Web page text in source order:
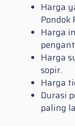
Harga
Pondok
Harga
Harga
sopir.
Harga
Durasi
paling